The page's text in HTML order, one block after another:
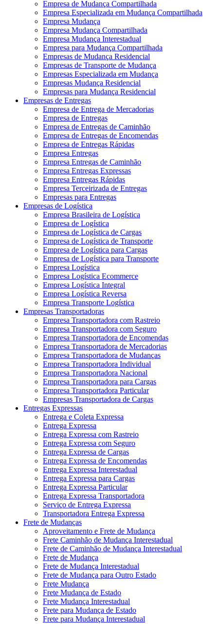
Empresa de Mudança Compartilhada
Empresa Especializada em Mudança Compartilhada
Empresa Mudança
Empresa Mudança Compartilhada
Empresa Mudança Interestadual
Empresa para Mudança Compartilhada
Empresas de Mudança Residencial
Empresas de Transporte de Mudança
Empresas Especializada em Mudança
Empresas Mudança Residencial
Empresas para Mudança Residencial
Empresas de Entregas
Empresa de Entrega de Mercadorias
Empresa de Entregas
Empresa de Entregas de Caminhão
Empresa de Entregas de Encomendas
Empresa de Entregas Rápidas
Empresa Entregas
Empresa Entregas de Caminhão
Empresa Entregas Expressas
Empresa Entregas Rápidas
Empresa Terceirizada de Entregas
Empresas para Entregas
Empresas de Logística
Empresa Brasileira de Logística
Empresa de Logística
Empresa de Logística de Cargas
Empresa de Logística de Transporte
Empresa de Logística para Cargas
Empresa de Logística para Transporte
Empresa Logística
Empresa Logística Ecommerce
Empresa Logística Integral
Empresa Logística Reversa
Empresa Transporte Logística
Empresas Transportadoras
Empresa Transportadora com Rastreio
Empresa Transportadora com Seguro
Empresa Transportadora de Encomendas
Empresa Transportadora de Mercadorias
Empresa Transportadora de Mudanças
Empresa Transportadora Individual
Empresa Transportadora Nacional
Empresa Transportadora para Cargas
Empresa Transportadora Particular
Empresas Transportadora de Cargas
Entregas Expressas
Entrega e Coleta Expressa
Entrega Expressa
Entrega Expressa com Rastreio
Entrega Expressa com Seguro
Entrega Expressa de Cargas
Entrega Expressa de Encomendas
Entrega Expressa Interestadual
Entrega Expressa para Cargas
Entrega Expressa Particular
Entrega Expressa Transportadora
Serviço de Entrega Expressa
Transportadora Entrega Expressa
Frete de Mudanças
Aproveitamento e Frete de Mudança
Frete Caminhão de Mudança Interestadual
Frete de Caminhão de Mudança Interestadual
Frete de Mudança
Frete de Mudança Interestadual
Frete de Mudança para Outro Estado
Frete Mudança
Frete Mudança de Estado
Frete Mudança Interestadual
Frete para Mudança de Estado
Frete para Mudança Interestadual